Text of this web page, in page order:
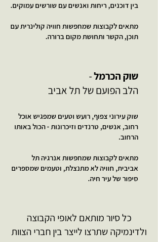
בין דוכנים, ריחות ואנשים עם שורשים עמוקים.
מתאים לקבוצות שמחפשות חוויה קולינרית עם
תוכן, הקשר ותחושת מקום ברורה.
שוק הכרמל-
הלב הפועם של תל אביב
שוק עירוני צפוף, רועש וטעים שמפגיש אוכל
רחוב, אנשים, טרנדים וזיכרונות - הכול באותו
הרחוב.
מתאים לקבוצות שמחפשות אנרגיה תל
אביבית, חוויה לא מתנצלת, וטעמים שמספרים
סיפור של עיר חיה.
כל סיור מותאם לאופי הקבוצה
ולדינמיקה שתרצו לייצר בין חברי הצוות